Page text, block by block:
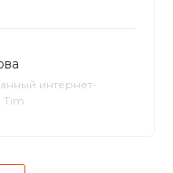
интернет-
Tim.